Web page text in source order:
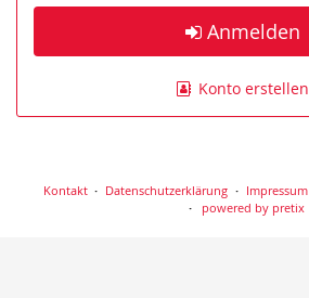
Anmelden
Konto erstellen
Kontakt Datenschutzerklärung Impressum
powered by pretix